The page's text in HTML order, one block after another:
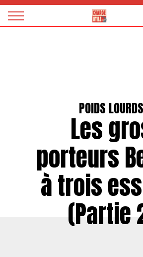
Magazine
POIDS LOURDS
Les
porteurs
à trois
(Partie
Panneau de gestion des cookies